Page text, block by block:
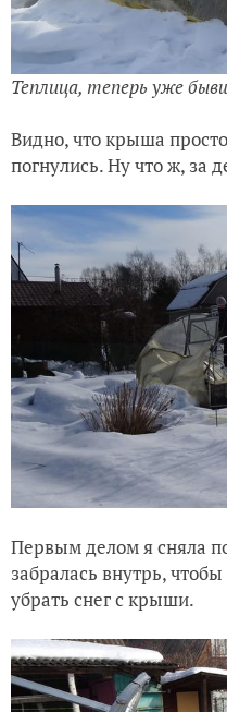
Теплица, теперь уже
Видно, что крыша
погнулись. Ну что ж, за
Первым делом я сняла
забралась внутрь,
убрать снег с крыши.